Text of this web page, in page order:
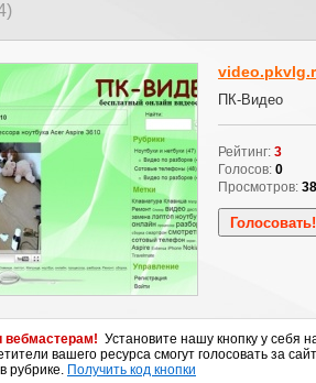
ПК-Видео
Рейтинг: 3
Голосов: 0
Просмотров:
вебмастерам! Установите нашу кнопку у себя
вашего ресурса смогут голосовать за
рубрике. Получить код кнопки